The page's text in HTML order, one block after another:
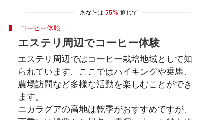
あなたは 75% 通じて
コーヒー体験
エステリ周辺でコーヒー体験
エステリ周辺ではコーヒー栽培地域として知
られています。ここではハイキングや乗馬、
農場訪問など多様な活動を楽しむことができ
ます。
ニカラグアの高地は乾季がおすすめですが、